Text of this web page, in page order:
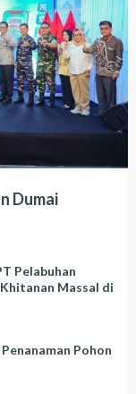
Dumai
Pelabuhan
Massal di
Pohon